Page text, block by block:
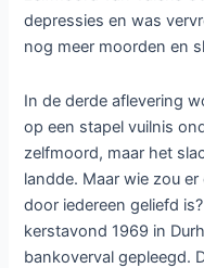
depressies en was
nog meer moorden en
In de derde aflevering
op een stapel vuilnis
zelfmoord, maar het
landde. Maar wie zou
door iedereen geliefd
kerstavond 1969 in
bankoverval gepleegd.